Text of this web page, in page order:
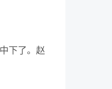
下了。赵